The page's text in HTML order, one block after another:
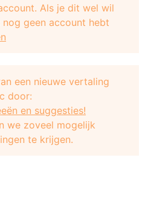
Als je dit wel wil
nog geen account hebt
een nieuwe vertaling
door:
en suggesties!
we zoveel mogelijk
te krijgen.